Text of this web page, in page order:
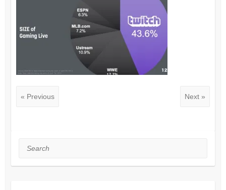
« Previous Next »
Search